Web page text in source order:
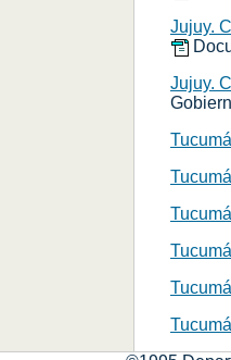
Jujuy.
Jujuy.